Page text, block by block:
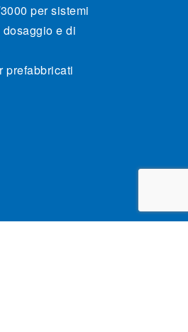
per sistemi
e di
prefabbricati